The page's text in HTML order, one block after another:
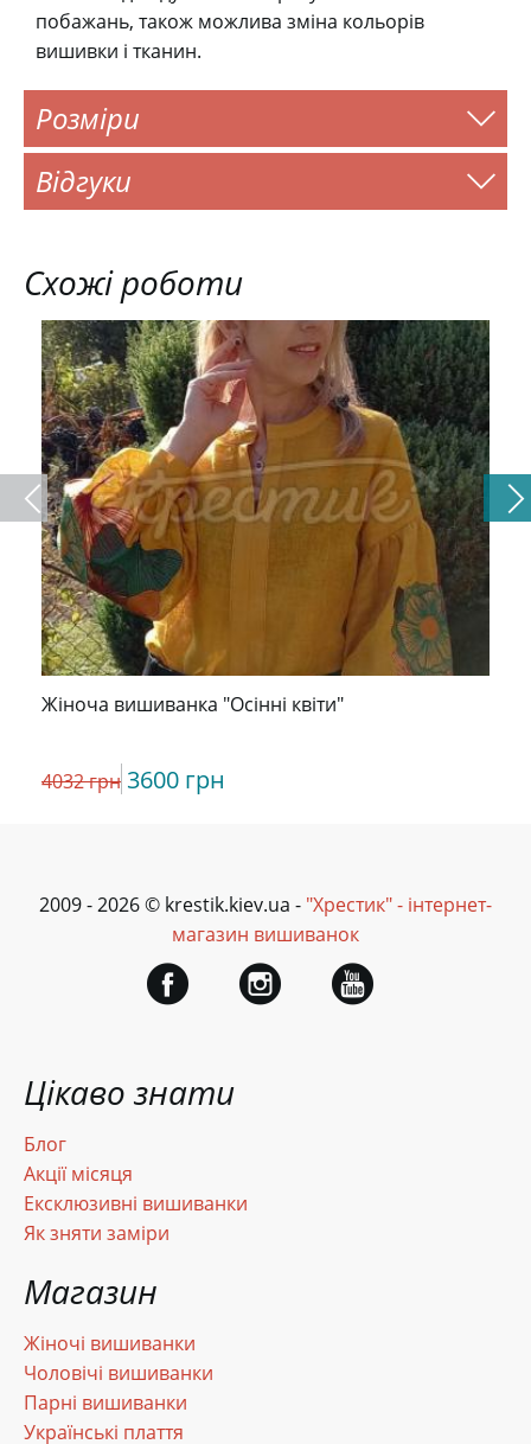
побажань, також можлива зміна кольорів
вишивки і тканин.
Розміри
Відгуки
Схожі роботи
Жіноча вишиванка "Осінні квіти"
4032 грн 3600 грн
Цікаво знати
Блог
Акції місяця
Ексклюзивні вишиванки
Як зняти заміри
Магазин
Жіночі вишиванки
Чоловічі вишиванки
Парні вишиванки
Українські плаття
2009 - 2026 © krestik.kiev.ua - "Хрестик" - інтернет-
магазин вишиванок